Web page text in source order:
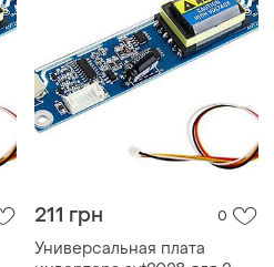
211 грн 0
Универсальная плата